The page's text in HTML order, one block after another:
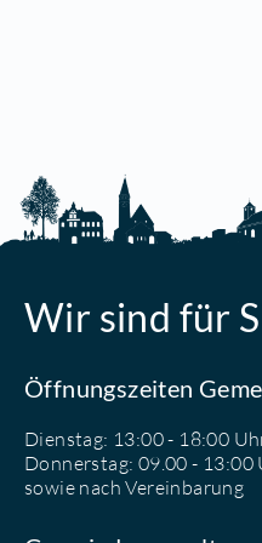
Wir sind für
Öffnungszeiten
Dienstag: 13:00 - 18:00
Donnerstag: 09.00 - 13:00
sowie nach Vereinbarung